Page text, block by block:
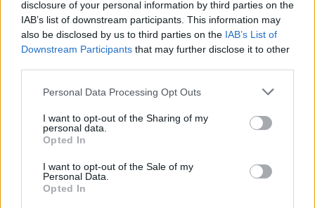
disclosure of your personal information by third parties on the
IAB’s list of downstream participants. This information may
also be disclosed by us to third parties on the IAB’s List of
Downstream Participants that may further disclose it to other
Personal Data Processing Opt Outs
I want to opt-out of the Sharing of my
personal data.
Opted In
I want to opt-out of the Sale of my
Personal Data.
Opted In
Gulyas Zsolt
KAPCSOLÓDÓ CIKKEK
Tesla: visszatért a régi árazás a magyar